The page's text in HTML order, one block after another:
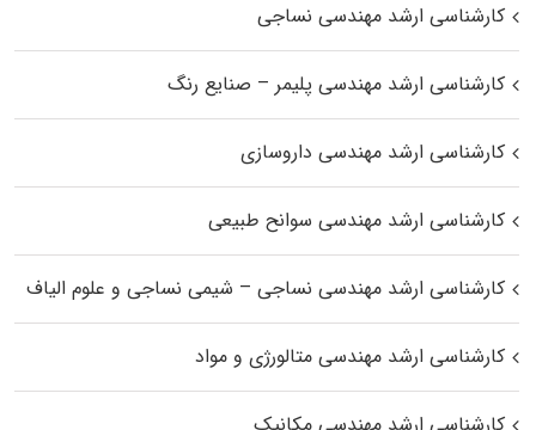
کارشناسی ارشد مهندسی نساجی
کارشناسی ارشد مهندسی پلیمر – صنایع رنگ
کارشناسی ارشد مهندسی داروسازی
کارشناسی ارشد مهندسی سوانح طبیعی
کارشناسی ارشد مهندسی نساجی – شیمی نساجی و علوم الیاف
کارشناسی ارشد مهندسی متالورژی و مواد